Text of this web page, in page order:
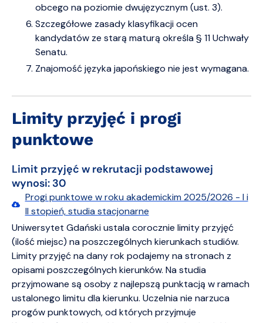
obcego na poziomie dwujęzycznym (ust. 3).
Szczegółowe zasady klasyfikacji ocen
kandydatów ze starą maturą określa § 11 Uchwały
Senatu.
Znajomość języka japońskiego nie jest wymagana.
Limity przyjęć i progi
punktowe
Limit przyjęć w rekrutacji podstawowej
wynosi: 30
Progi punktowe w roku akademickim 2025/2026 - I i
II stopień, studia stacjonarne
Uniwersytet Gdański ustala corocznie limity przyjęć
(ilość miejsc) na poszczególnych kierunkach studiów.
Limity przyjęć na dany rok podajemy na stronach z
opisami poszczególnych kierunków. Na studia
przyjmowane są osoby z najlepszą punktacją w ramach
ustalonego limitu dla kierunku. Uczelnia nie narzuca
progów punktowych, od których przyjmuje